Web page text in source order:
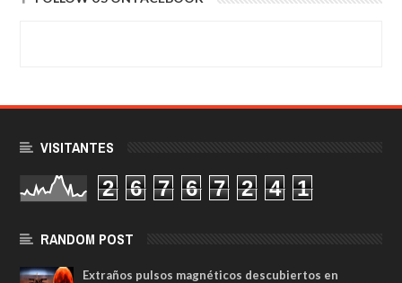
VISITANTES
2 6 7 6 7 2 4 1
RANDOM POST
Extraños pulsos magnéticos descubiertos en